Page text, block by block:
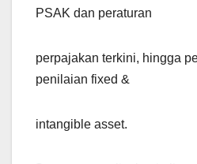
PSAK dan peraturan
perpajakan terkini, hingga
penilaian fixed &
intangible asset.